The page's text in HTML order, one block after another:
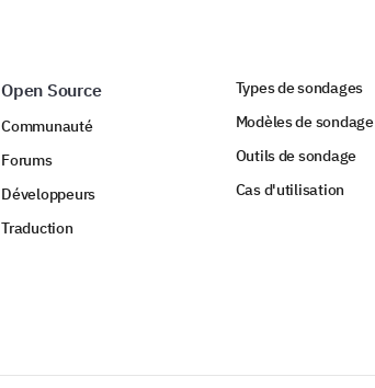
Open Source
Communauté
Forums
Développeurs
Traduction
Types de sondages
Modèles de sondage
Outils de sondage
Cas d'utilisation